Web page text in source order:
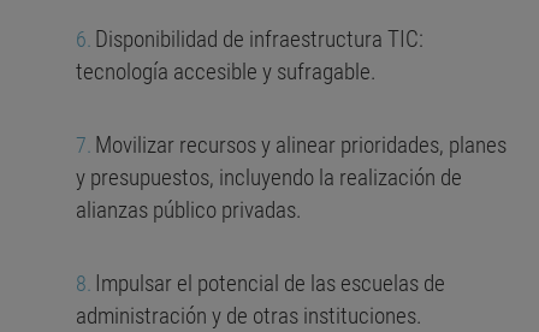
Disponibilidad de infraestructura TIC:
tecnología accesible y sufragable.
Movilizar recursos y alinear prioridades, planes
y presupuestos, incluyendo la realización de
alianzas público privadas.
Impulsar el potencial de las escuelas de
administración y de otras instituciones.